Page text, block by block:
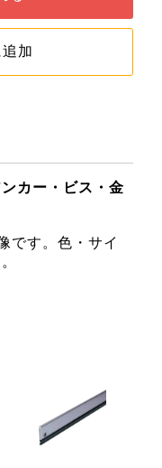
加
カー・ビス・金
です。色・サイ